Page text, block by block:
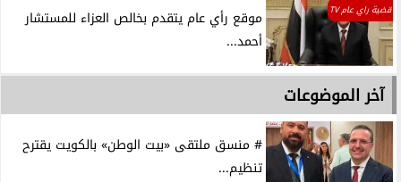
قضية راي عام TV
موقع رأي عام يتقدم بخالص العزاء للمستشار
أحمد...
آخر الموضوعات
# منسق ملتقى «بيت الوطن» بالكويت يقترح
تنظيم...